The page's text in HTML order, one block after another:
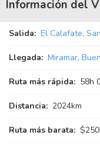
Información del
Salida: El Calafate,
Llegada: Miramar,
Ruta más rápida: 58h
Distancia: 2024km
Ruta más barata: